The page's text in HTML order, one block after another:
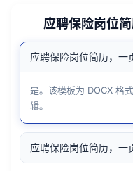
应聘保险岗位
应聘保险岗位简历，一
是。该模板为 DOCX 格
辑。
应聘保险岗位简历，一